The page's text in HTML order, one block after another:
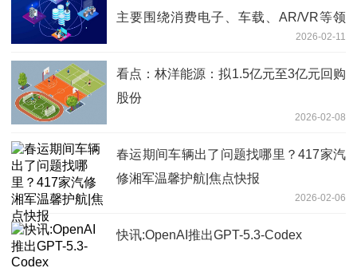
主要围绕消费电子、车载、AR/VR等领
2026-02-11
看点：林洋能源：拟1.5亿元至3亿元回购
股份
2026-02-08
春运期间车辆出了问题找哪里？417家汽
修湘军温馨护航|焦点快报
2026-02-06
快讯:OpenAI推出GPT-5.3-Codex